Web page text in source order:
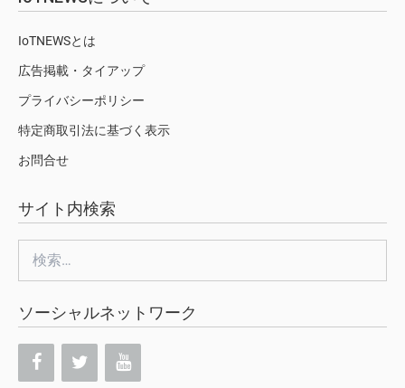
IoTNEWSとは
広告掲載・タイアップ
プライバシーポリシー
特定商取引法に基づく表示
お問合せ
サイト内検索
索:
ソーシャルネットワーク